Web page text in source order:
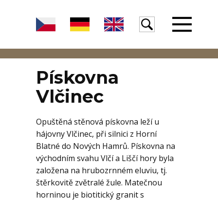
Pískovna
Vlčinec
Opuštěná stěnová pískovna leží u
hájovny Vlčinec, při silnici z Horní
Blatné do Nových Hamrů. Pískovna na
východním svahu Vlčí a Liščí hory byla
založena na hrubozrnném eluviu, tj.
štěrkovitě zvětralé žule. Matečnou
horninou je biotitický granit s